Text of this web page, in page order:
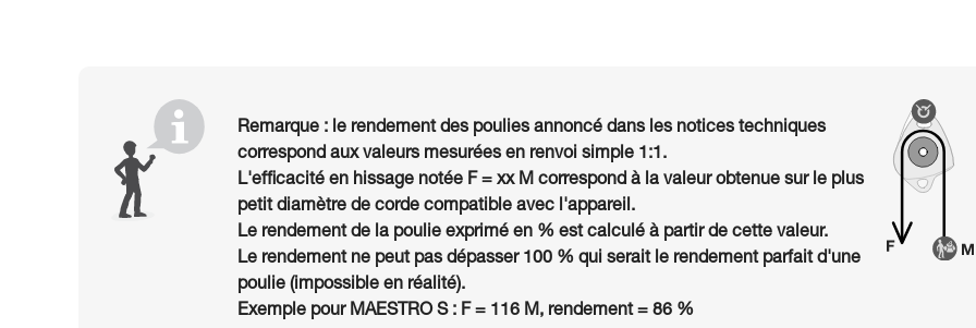
Remarque : le rendement des poulies annoncé dans les notices techniques
correspond aux valeurs mesurées en renvoi simple 1:1.
L'efficacité en hissage notée F = xx M correspond à la valeur obtenue sur le plus
petit diamètre de corde compatible avec l'appareil.
Le rendement de la poulie exprimé en % est calculé à partir de cette valeur.
Le rendement ne peut pas dépasser 100 % qui serait le rendement parfait d'une
poulie (impossible en réalité).
Exemple pour MAESTRO S : F = 116 M, rendement = 86 %